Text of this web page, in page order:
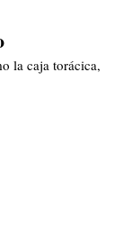
la caja torácica,